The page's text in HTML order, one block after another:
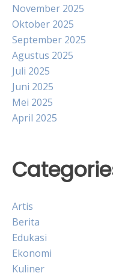
November 2025
Oktober 2025
September 2025
Agustus 2025
Juli 2025
Juni 2025
Mei 2025
April 2025
Artis
Berita
Edukasi
Ekonomi
Kuliner